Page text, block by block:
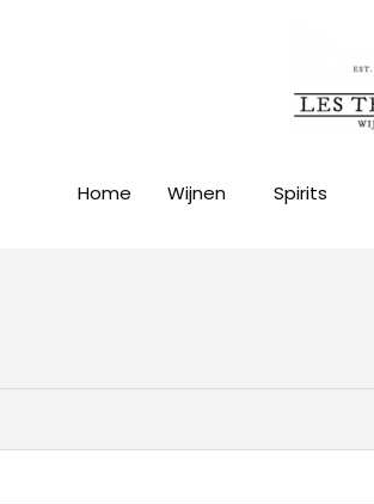
Home Wijnen Spirits